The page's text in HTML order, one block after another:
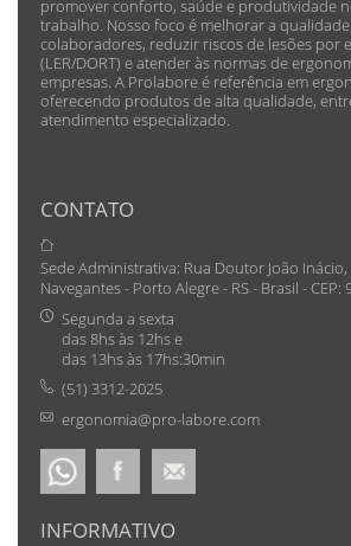
promover conforto, saúde e produtividade
trabalho. Nosso foco é melhorar a
colaboradores, reduzir riscos de lesões por
(LER/DORT) e atender às normas de
empresas. A Prolabore é referência em
oferecendo produtos de alta qualidade,
atendimento especializado.
CONTATO
Sede Administrativa: Rua Doutor João
Navegantes - Porto Alegre - RS - Brasil - CEP:
Segunda a sexta
das 8hs às 12hs e
das 13hs às 17hs:30min
(51) 3312-2025
ergonomia@pro-labore.com
INFORMATIVO